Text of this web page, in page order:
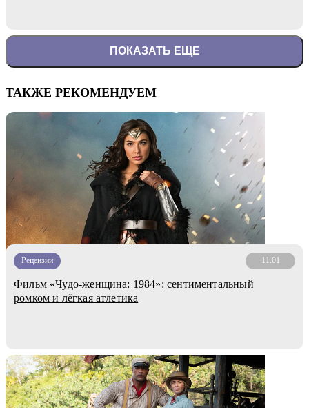
ПОКАЗАТЬ ЕЩЕ
ТАКЖЕ РЕКОМЕНДУЕМ
Рецензии 11.01
Фильм «Чудо-женщина: 1984»: сентиментальный
ромком и лёгкая атлетика